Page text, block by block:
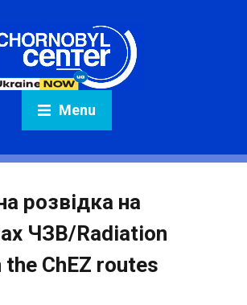
Menu
розвідка на
ЧЗВ/Radiation
the ChEZ routes